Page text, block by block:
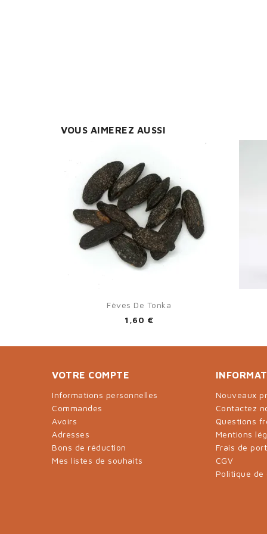
VOUS AIMEREZ AUSSI
Aperçu rapide
Fèves De Tonka
1,60 €
VOTRE COMPTE
Informations personnelles
Commandes
Avoirs
Adresses
Bons de réduction
Mes listes de souhaits
Nouveaux
Contactez
Questions
Mentions
Frais de port
CGV
Politique